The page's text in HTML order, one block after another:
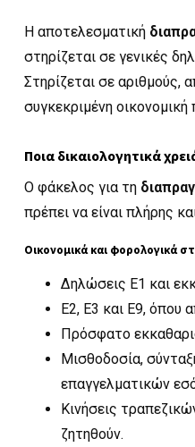
Η αποτελεσματική
στηρίζεται σε γενικές
Στηρίζεται σε αριθμούς,
συγκεκριμένη
Ποια δικαιολογητικά
Ο φάκελος για τη
πρέπει να είναι πλήρης
Οικονομικά και φορολογικά
Δηλώσεις Ε1 και
Ε2, Ε3 και Ε9, όπου
Πρόσφατο
Μισθοδοσία,
επαγγελματικών
Κινήσεις
ζητηθούν.